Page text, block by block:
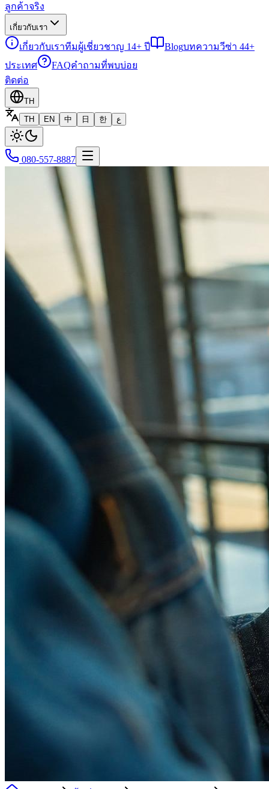
ลูกค้าจริง
เกี่ยวกับเรา
เกี่ยวกับเราทีมผู้เชี่ยวชาญ 14+ ปี Blogบทความวีซ่า 44+
ประเทศ
FAQคำถามที่พบบ่อย
ติดต่อ
TH
TH
EN 中 日 한 ع
080-557-8887